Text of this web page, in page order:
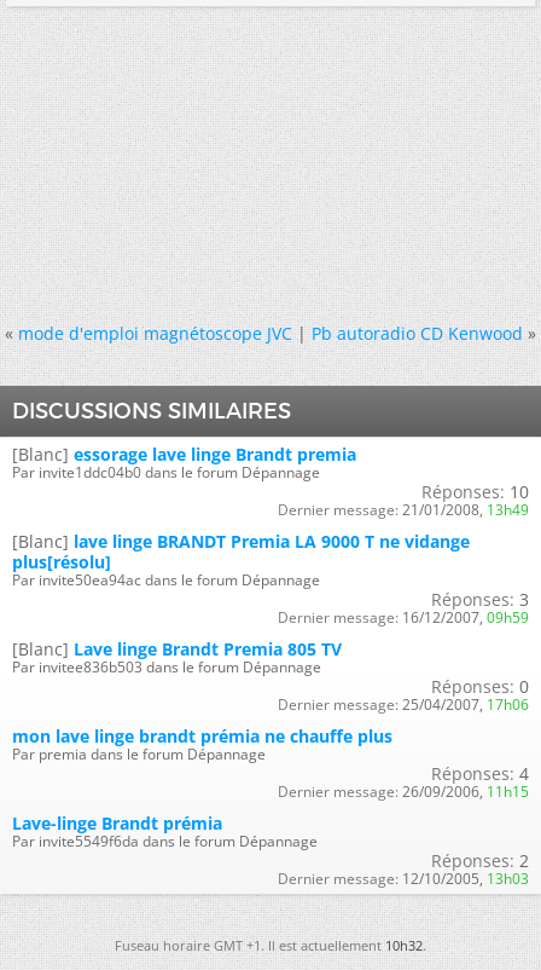
« mode d'emploi magnétoscope JVC|Pb autoradio CD Kenwood »
DISCUSSIONS SIMILAIRES
[Blanc] essorage lave linge Brandt premia
Par invite1ddc04b0 dans le forum Dépannage
Réponses: 10
Dernier message: 21/01/2008, 13h49
[Blanc] lave linge BRANDT Premia LA 9000 T ne vidange
plus[résolu]
Par invite50ea94ac dans le forum Dépannage
Réponses: 3
Dernier message: 16/12/2007, 09h59
[Blanc] Lave linge Brandt Premia 805 TV
Par invitee836b503 dans le forum Dépannage
Réponses: 0
Dernier message: 25/04/2007, 17h06
mon lave linge brandt prémia ne chauffe plus
Par premia dans le forum Dépannage
Réponses: 4
Dernier message: 26/09/2006, 11h15
Lave-linge Brandt prémia
Par invite5549f6da dans le forum Dépannage
Réponses: 2
Dernier message: 12/10/2005, 13h03
Fuseau horaire GMT +1. Il est actuellement10h32.